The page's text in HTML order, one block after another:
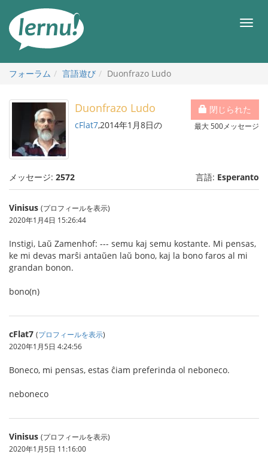
メ
フォーラム
言語遊び Duonfrazo Ludo
閉じられた
最大 500メッセージ
Duonfrazo Ludo
cFlat7,2014年1月8日の
メッセージ: 2572 言語: Esperanto
Vinisus (プロフィールを表示)
2020年1月4日 15:26:44
Instigi, Laŭ Zamenhof: --- semu kaj semu kostante. Mi pensas,
ke mi devas marŝi antaŭen laŭ bono, kaj la bono faros al mi
grandan bonon.
bono(n)
cFlat7 (プロフィールを表示)
2020年1月5日 4:24:56
Boneco, mi pensas, estas ĉiam preferinda ol neboneco.
neboneco
Vinisus (プロフィールを表示)
2020年1月5日 11:16:00